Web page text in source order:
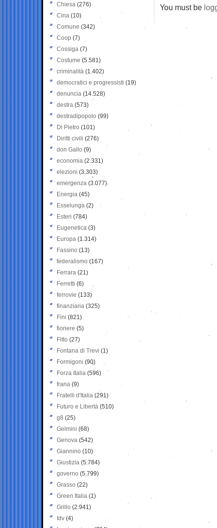
You must be
Chiesa (276)
Cina (10)
Comune (342)
Coop (7)
Cossiga (7)
Costume (5.581)
criminalità (1.402)
democratici e progressisti (19)
denuncia (14.528)
destra (573)
destradipopolo (99)
Di Pietro (101)
Diritti civili (276)
don Gallo (9)
economia (2.331)
elezioni (3.303)
emergenza (3.077)
Energia (45)
Esselunga (2)
Esteri (784)
Eugenetica (3)
Europa (1.314)
Fassino (13)
federalismo (167)
Ferrara (21)
Ferretti (6)
ferrovie (133)
finanziaria (325)
Fini (821)
fioriere (5)
Fitto (27)
Fontana di Trevi (1)
Formigoni (90)
Forza Italia (596)
frana (9)
Fratelli d'Italia (291)
Futuro e Libertà (510)
g8 (25)
Gelmini (68)
Genova (542)
Giannino (10)
Giustizia (5.784)
governo (5.799)
Grasso (22)
Green Italia (1)
Grillo (2.941)
Idv (4)